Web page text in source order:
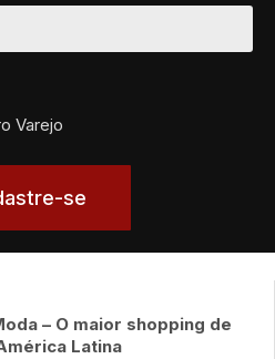
Varejo
se
– O maior shopping de
Latina